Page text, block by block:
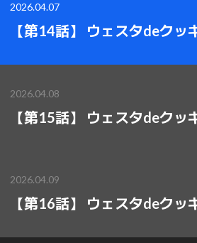
2026.04.07
【第14話】 ウェスタdeクッ
2026.04.08
【第15話】 ウェスタdeクッ
2026.04.09
【第16話】 ウェスタdeクッ